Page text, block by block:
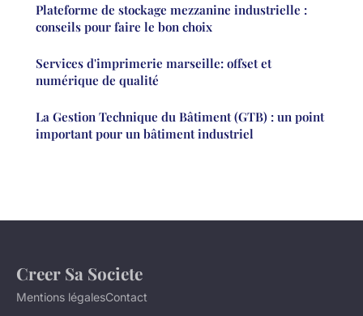
Plateforme de stockage mezzanine industrielle :
conseils pour faire le bon choix
Services d'imprimerie marseille: offset et
numérique de qualité
La Gestion Technique du Bâtiment (GTB) : un point
important pour un bâtiment industriel
Creer Sa Societe
Mentions légalesContact